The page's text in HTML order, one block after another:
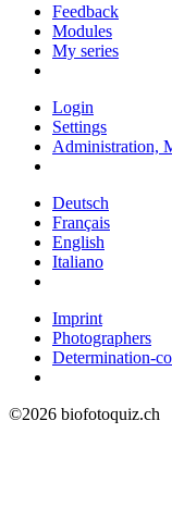
Feedback
Modules
My series
Login
Settings
Administration,
Deutsch
Français
English
Italiano
Imprint
Photographers
Determination-
©2026 biofotoquiz.ch